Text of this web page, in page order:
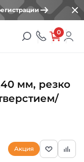
0
мм, резко
Акция